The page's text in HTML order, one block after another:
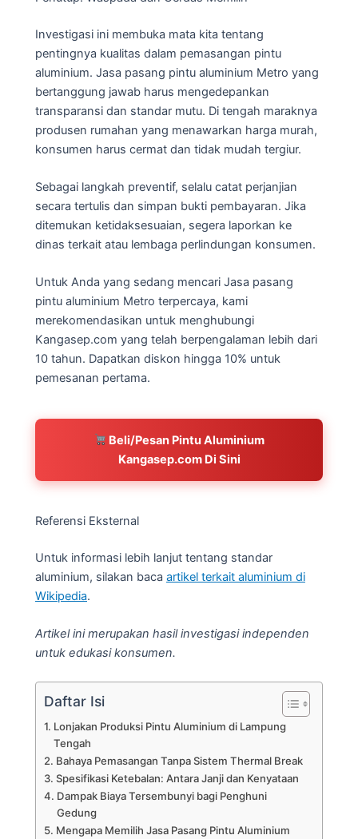
Investigasi ini membuka mata kita tentang
pentingnya kualitas dalam pemasangan pintu
aluminium. Jasa pasang pintu aluminium Metro yang
bertanggung jawab harus mengedepankan
transparansi dan standar mutu. Di tengah maraknya
produsen rumahan yang menawarkan harga murah,
konsumen harus cermat dan tidak mudah tergiur.
Sebagai langkah preventif, selalu catat perjanjian
secara tertulis dan simpan bukti pembayaran. Jika
ditemukan ketidaksesuaian, segera laporkan ke
dinas terkait atau lembaga perlindungan konsumen.
Untuk Anda yang sedang mencari Jasa pasang
pintu aluminium Metro terpercaya, kami
merekomendasikan untuk menghubungi
Kangasep.com yang telah berpengalaman lebih dari
10 tahun. Dapatkan diskon hingga 10% untuk
pemesanan pertama.
Beli/Pesan Pintu Aluminium
Kangasep.com Di Sini
Referensi Eksternal
Untuk informasi lebih lanjut tentang standar
aluminium, silakan baca artikel terkait aluminium di
Wikipedia.
Artikel ini merupakan hasil investigasi independen
untuk edukasi konsumen.
Daftar Isi
Lonjakan Produksi Pintu Aluminium di Lampung
Tengah
Bahaya Pemasangan Tanpa Sistem Thermal Break
Spesifikasi Ketebalan: Antara Janji dan Kenyataan
Dampak Biaya Tersembunyi bagi Penghuni
Gedung
Mengapa Memilih Jasa Pasang Pintu Aluminium